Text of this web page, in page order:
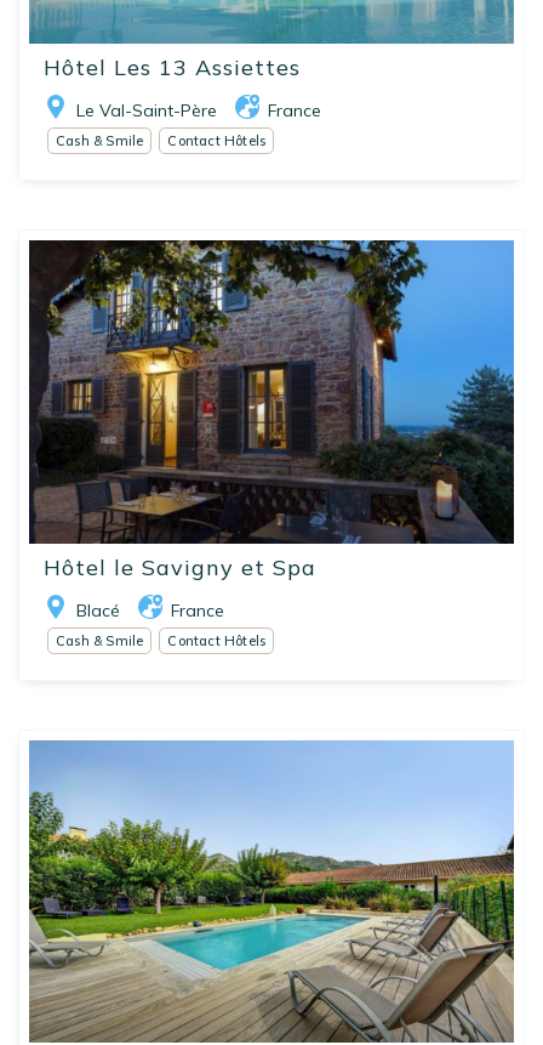
Hôtel Les 13 Assiettes
Le Val-Saint-Père France
Cash & Smile Contact Hôtels
Hôtel le Savigny et Spa
Blacé France
Cash & Smile Contact Hôtels